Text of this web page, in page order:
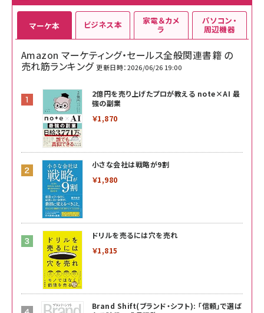
マーケ本
Amazon マーケティング・セールス全般関連書籍 の
売れ筋ランキング 更新日時：2026/06/26 19:00
2億円を売り上げたプロが教える note×AI 最
強の副業
￥1,870
小さな会社は戦略が9割
￥1,980
ドリルを売るには穴を売れ
￥1,815
Brand Shift(ブランド・シフト): 「信頼」で選ば
ビジネス本 家電＆カメ
ラ
パソコン・
周辺機器